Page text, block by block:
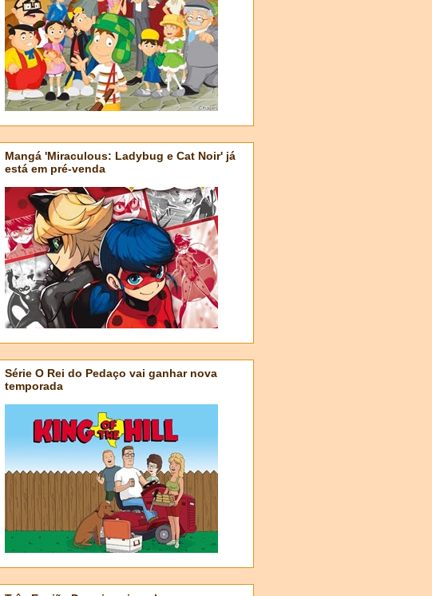
Mangá 'Miraculous: Ladybug e Cat Noir' já
está em pré-venda
Série O Rei do Pedaço vai ganhar nova
temporada